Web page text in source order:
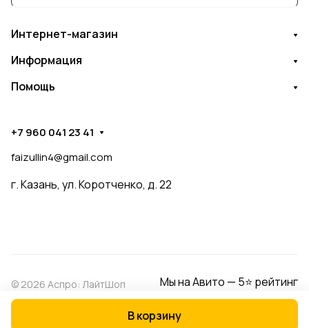
В корзину
Интернет-магазин
Информация
Помощь
+7 960 041 23 41
faizullin4@gmail.com
г. Казань, ул. Коротченко, д. 22
© 2026 Аспро: ЛайтШоп Мы на Авито — 5⭐ рейтинг
Оферта